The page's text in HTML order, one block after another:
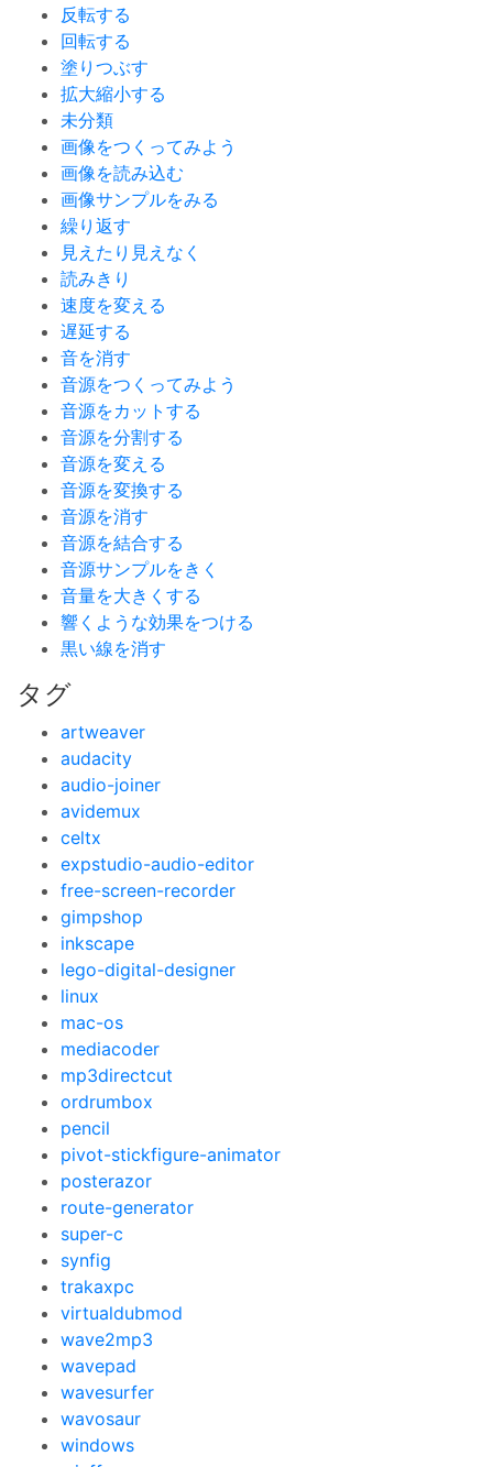
反転する
回転する
塗りつぶす
拡大縮小する
未分類
画像をつくってみよう
画像を読み込む
画像サンプルをみる
繰り返す
見えたり見えなく
読みきり
速度を変える
遅延する
音を消す
音源をつくってみよう
音源をカットする
音源を分割する
音源を変える
音源を変換する
音源を消す
音源を結合する
音源サンプルをきく
音量を大きくする
響くような効果をつける
黒い線を消す
タグ
artweaver
audacity
audio-joiner
avidemux
celtx
expstudio-audio-editor
free-screen-recorder
gimpshop
inkscape
lego-digital-designer
linux
mac-os
mediacoder
mp3directcut
ordrumbox
pencil
pivot-stickfigure-animator
posterazor
route-generator
super-c
synfig
trakaxpc
virtualdubmod
wave2mp3
wavepad
wavesurfer
wavosaur
windows